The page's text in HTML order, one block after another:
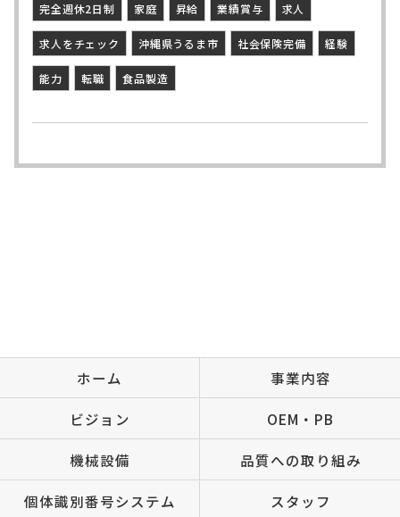
完全週休2日制 家庭 昇給 業績賞与 求人
求人をチェック 沖縄県うるま市 社会保険完備 経験
能力 転職 食品製造
ホーム 事業内容
ビジョン OEM・PB
機械設備 品質への取り組み
個体識別番号システム スタッフ